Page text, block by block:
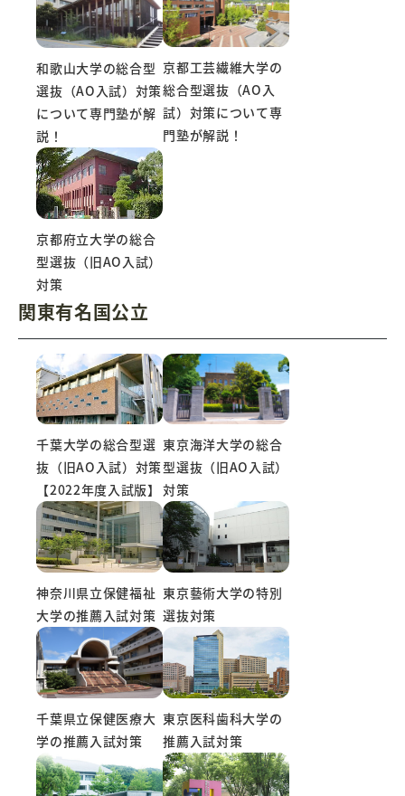
和歌山大学の総合型
選抜（AO入試）対策
について専門塾が解
説！
京都工芸繊維大学の
総合型選抜（AO入
試）対策について専
門塾が解説！
京都府立大学の総合
型選抜（旧AO入試）
対策
関東有名国公立
千葉大学の総合型選
抜（旧AO入試）対策
【2022年度入試版】
東京海洋大学の総合
型選抜（旧AO入試）
対策
神奈川県立保健福祉
大学の推薦入試対策
東京藝術大学の特別
選抜対策
千葉県立保健医療大
学の推薦入試対策
東京医科歯科大学の
推薦入試対策